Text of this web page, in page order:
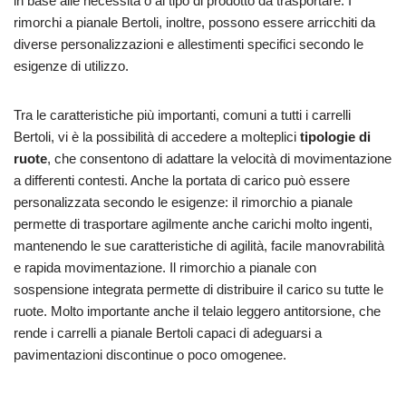
rimorchi a pianale Bertoli, inoltre, possono essere arricchiti da
diverse personalizzazioni e allestimenti specifici secondo le
esigenze di utilizzo.
Tra le caratteristiche più importanti, comuni a tutti i carrelli
Bertoli, vi è la possibilità di accedere a molteplici tipologie di
ruote, che consentono di adattare la velocità di movimentazione
a differenti contesti. Anche la portata di carico può essere
personalizzata secondo le esigenze: il rimorchio a pianale
permette di trasportare agilmente anche carichi molto ingenti,
mantenendo le sue caratteristiche di agilità, facile manovrabilità
e rapida movimentazione. Il rimorchio a pianale con
sospensione integrata permette di distribuire il carico su tutte le
ruote. Molto importante anche il telaio leggero antitorsione, che
rende i carrelli a pianale Bertoli capaci di adeguarsi a
pavimentazioni discontinue o poco omogenee.